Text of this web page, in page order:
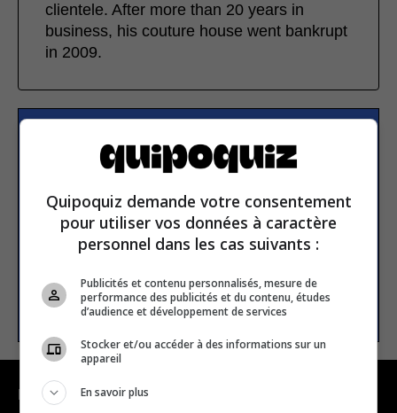
clientele. After more than 20 years in
business, his couture house went bankrupt
in 2009.
Subscribe to our
newsletter
Email address
SUBSCRIBE
NAVIGATION
Quipoquiz demande votre consentement
pour utiliser vos données à caractère
personnel dans les cas suivants :
Publicités et contenu personnalisés, mesure de
performance des publicités et du contenu, études
d’audience et développement de services
Stocker et/ou accéder à des informations sur un
appareil
En savoir plus